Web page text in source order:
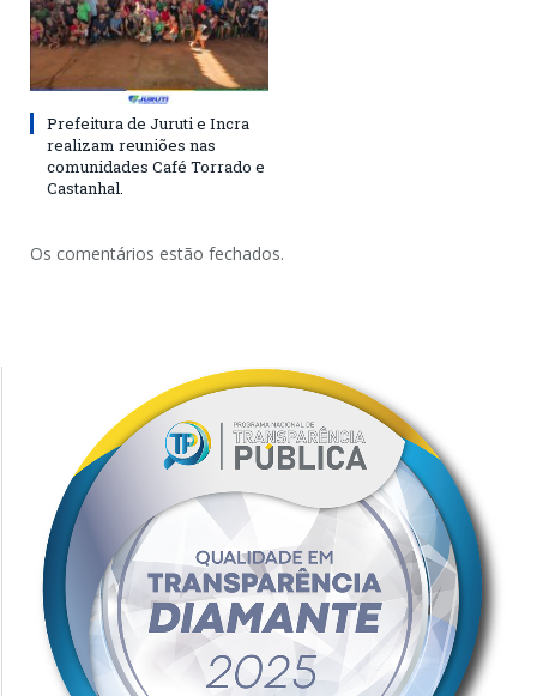
Prefeitura de Juruti e Incra
realizam reuniões nas
comunidades Café Torrado e
Castanhal.
Os comentários estão fechados.